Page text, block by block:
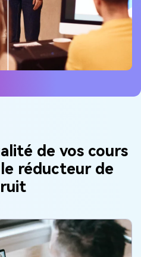
de vos cours
réducteur de